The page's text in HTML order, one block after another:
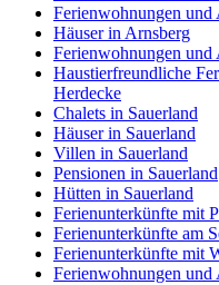
Ferienwohnungen und
Häuser in Arnsberg
Ferienwohnungen und
Haustierfreundliche
Herdecke
Chalets in Sauerland
Häuser in Sauerland
Villen in Sauerland
Pensionen in Sauerland
Hütten in Sauerland
Ferienunterkünfte mit
Ferienunterkünfte am
Ferienunterkünfte mit
Ferienwohnungen und